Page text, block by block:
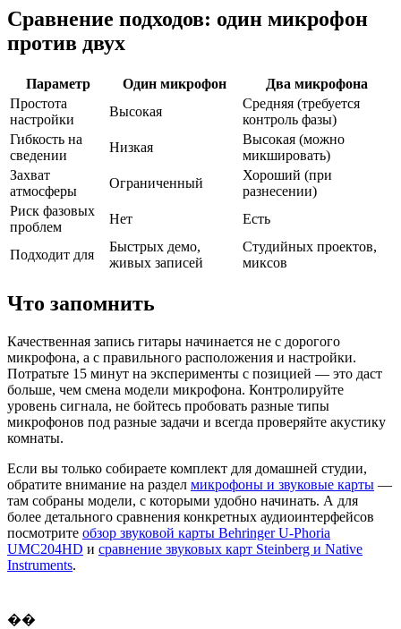
Сравнение подходов: один микрофон
против двух
Параметр Один микрофон
Два микрофона
Простота
настройки
Высокая
Средняя (требуется
контроль фазы)
Гибкость на
сведении
Низкая
Высокая (можно
микшировать)
Захват
атмосферы
Ограниченный
Хороший (при
разнесении)
Риск фазовых
проблем
Нет Есть
Подходит для
Быстрых демо,
живых записей
Студийных проектов,
миксов
Что запомнить
Качественная запись гитары начинается не с дорогого
микрофона, а с правильного расположения и настройки.
Потратьте 15 минут на эксперименты с позицией — это даст
больше, чем смена модели микрофона. Контролируйте
уровень сигнала, не бойтесь пробовать разные типы
микрофонов под разные задачи и всегда проверяйте акустику
комнаты.
Если вы только собираете комплект для домашней студии,
обратите внимание на раздел микрофоны и звуковые карты —
там собраны модели, с которыми удобно начинать. А для
более детального сравнения конкретных аудиоинтерфейсов
посмотрите обзор звуковой карты Behringer U-Phoria
UMC204HD и сравнение звуковых карт Steinberg и Native
Instruments.
��